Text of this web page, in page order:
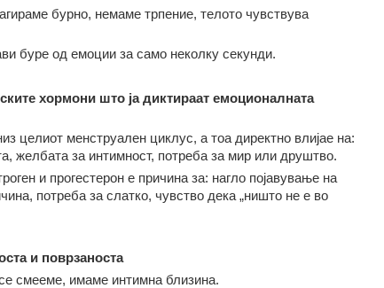
бурно, немаме трпение, телото чувствува
буре од емоции за само неколку секунди.
хормони што ја диктираат емоционалната
целиот менструален циклус, а тоа директно влијае на:
желбата за интимност, потреба за мир или друштво.
и прогестерон е причина за: нагло појавување на
потреба за слатко, чувство дека „ништо не е во
и поврзаноста
смееме, имаме интимна близина.